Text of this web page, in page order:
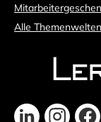
Alle